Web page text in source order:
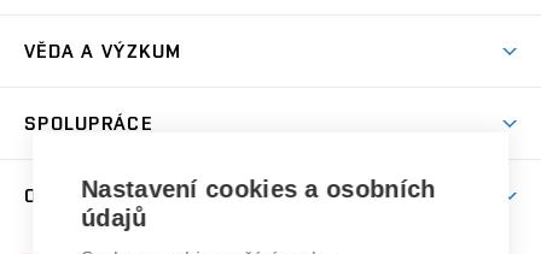
Sport na VUT
Dny otevřených dveří
Celoživotní vzdělávání
E-přihláška
Harmonogram akademického roku
Závěrečné práce
Doktorské studium
Zpracování osobních údajů studentů
Sociální bezpečí
Studium bez bariér
Podpora podnikání
VĚDA A VÝZKUM
Mezinárodní vědecká rada
Systém zajišťování kvality výzkumu
SPOLUPRÁCE
Zahraniční spolupráce
O UNIVERZITĚ
Profil univerzity
Nastavení cookies a osobních
údajů